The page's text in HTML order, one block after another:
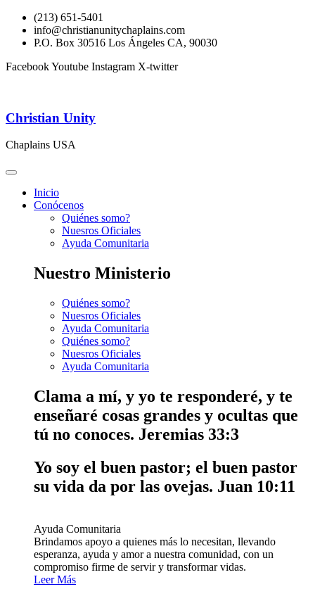
(213) 651-5401
info@christianunitychaplains.com
P.O. Box 30516 Los Ángeles CA, 90030
FacebookYoutube Instagram X-twitter
Christian Unity
Chaplains USA
Inicio
Conócenos
Quiénes somo?
Nuesros Oficiales
Ayuda Comunitaria
Nuestro Ministerio
Quiénes somo?
Nuesros Oficiales
Ayuda Comunitaria
Quiénes somo?
Nuesros Oficiales
Ayuda Comunitaria
Clama a mí, y yo te responderé, y te
enseñaré cosas grandes y ocultas que
tú no conoces. Jeremias 33:3
Yo soy el buen pastor; el buen pastor
su vida da por las ovejas. Juan 10:11
Ayuda Comunitaria
Brindamos apoyo a quienes más lo necesitan, llevando
esperanza, ayuda y amor a nuestra comunidad, con un
compromiso firme de servir y transformar vidas.
Leer Más